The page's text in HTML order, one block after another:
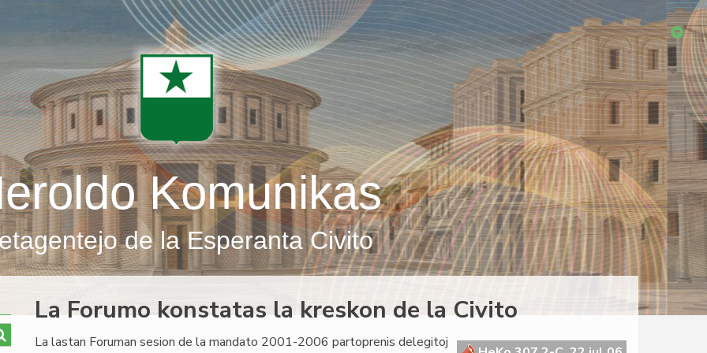
Komunikas
de la Esperanta Civito
La Forumo konstatas la kreskon de la Civito
La lastan Foruman sesion de la mandato 2001-2006 partoprenis delegitoj